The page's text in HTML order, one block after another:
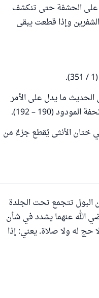
على الحشفة حتى تنكشف
وإذا قطعت يبقى
الحديث ما يدل على الأمر
(190 – 192).
ختان الأنثى يُقطع جزءٌ من
البول تتجمع تحت الجلدة
الله عنهما يشدد في شأن
حج له ولا صلاة. يعني: إذا